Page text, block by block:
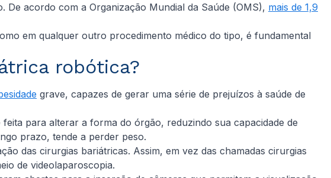
acordo com a Organização Mundial da Saúde (OMS), mais de 1,9
em qualquer outro procedimento médico do tipo, é fundamental
robótica?
grave, capazes de gerar uma série de prejuízos à saúde de
para alterar a forma do órgão, reduzindo sua capacidade de
prazo, tende a perder peso.
das cirurgias bariátricas. Assim, em vez das chamadas cirurgias
de videolaparoscopia.